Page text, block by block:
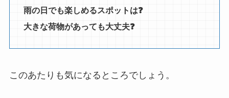
雨の日でも楽しめるスポットは❓
大きな荷物があっても大丈夫❓
このあたりも気になるところでしょう。